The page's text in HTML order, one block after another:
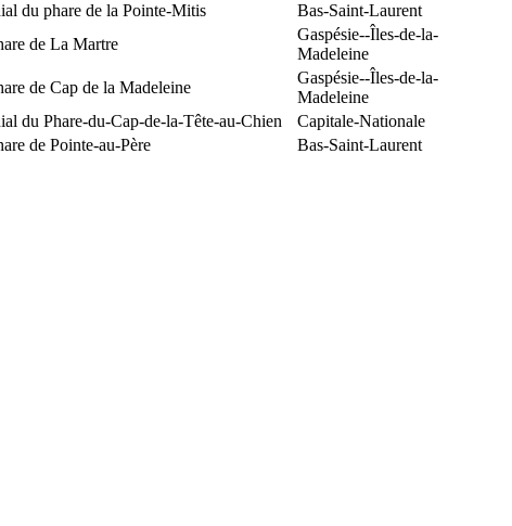
du phare de la Pointe-Mitis Bas-Saint-Laurent
de La Martre
Gaspésie--Îles-de-la-
Madeleine
de Cap de la Madeleine
Gaspésie--Îles-de-la-
Madeleine
du Phare-du-Cap-de-la-Tête-au-Chien Capitale-Nationale
de Pointe-au-Père Bas-Saint-Laurent